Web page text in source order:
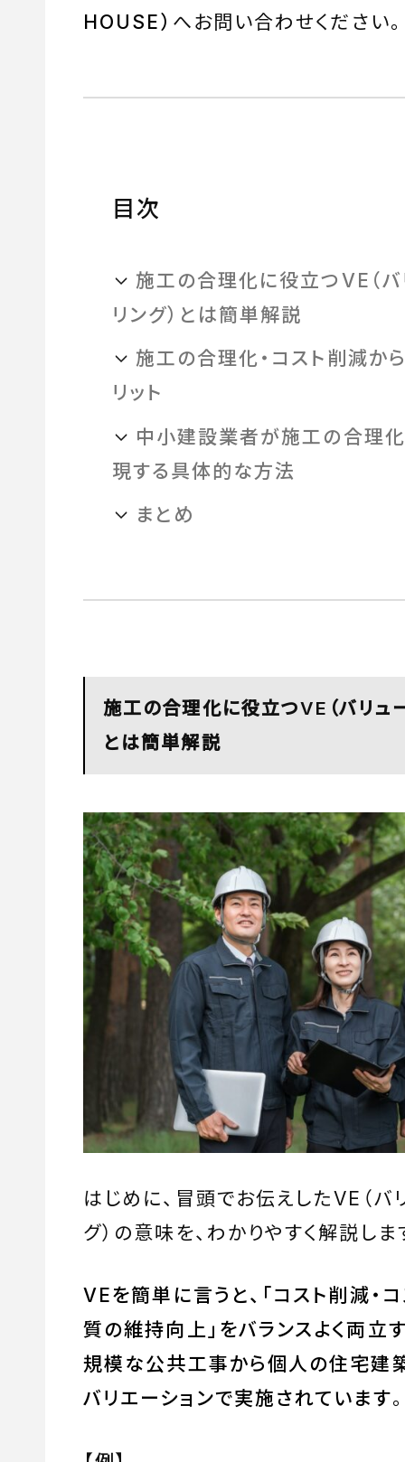
HOUSE） へお問い合わせください。
目次
施工の合理化に役立つVE（
リング）とは簡単解説
施工の合理化・コスト削減か
リット
中小建設業者が施工の合理化
現する具体的な方法
まとめ
施工の合理化に役立つVE（バリュ
とは簡単解説
はじめに、冒頭でお伝えしたVE（バ
グ）の意味を、わかりやすく解説しま
VEを簡単に言うと、「コスト削減・
質の維持向上」をバランスよく両立
規模な公共工事から個人の住宅建
バリエーションで実施されています。